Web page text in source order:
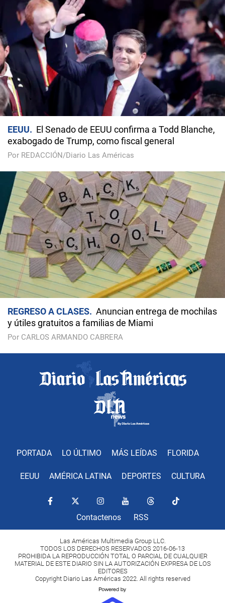
EEUU
El Senado de EEUU confirma a Todd Blanche,
exabogado de Trump, como fiscal general
Por REDACCIÓN/Diario Las Américas
REGRESO A CLASES
Anuncian entrega de mochilas
y útiles gratuitos a familias de Miami
Por CARLOS ARMANDO CABRERA
PORTADA LO ÚLTIMO MÁS LEÍDAS FLORIDA
EEUU AMÉRICA LATINA DEPORTES CULTURA
Contactenos RSS
Las Américas Multimedia Group LLC.
TODOS LOS DERECHOS RESERVADOS 2016-06-13
PROHIBIDA LA REPRODUCCIÓN TOTAL O PARCIAL DE CUALQUIER
MATERIAL DE ESTE DIARIO SIN LA AUTORIZACIÓN EXPRESA DE LOS
EDITORES
Copyright Diario Las Américas 2022. All rights reserved